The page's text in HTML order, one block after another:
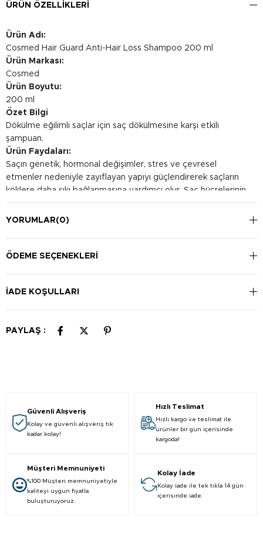
ÜRÜN ÖZELLIKLERI
Ürün Adı:
Cosmed Hair Guard Anti-Hair Loss Shampoo 200 ml
Ürün Markası:
Cosmed
Ürün Boyutu:
200 ml
Özet Bilgi
Dökülme eğilimli saçlar için saç dökülmesine karşı etkili
şampuan.
Ürün Faydaları:
Saçın genetik, hormonal değişimler, stres ve çevresel
etmenler nedeniyle zayıflayan yapıyı güçlendirerek saçların
köklere daha sıkı bağlanmasına yardımcı olur. Saç hücrelerinin
oksijenlenme oranını artırarak çoğalma yeteneklerinin artışını
destekleyerek saç tellerinin sağlıklı uzamasına destek olur.
Kullanım Şekli:
kullanıma uygundur.
YORUMLAR(0)
ÖDEME SEÇENEKLERI
İADE KOŞULLARI
PAYLAŞ :
Güvenli Alışveriş
Kolay ve güvenli alışveriş tık
kadar kolay!
Hızlı Teslimat
Hızlı kargo ve teslimat ile
ürünler bir gün içerisinde
kargoda!
Müşteri Memnuniyeti
%100 Müşteri memnuniyetiyle
kaliteyi uygun fiyatla
buluşturuyoruz.
Kolay İade
Kolay iade ile tek tıkla 14 gün
içerisinde iade.